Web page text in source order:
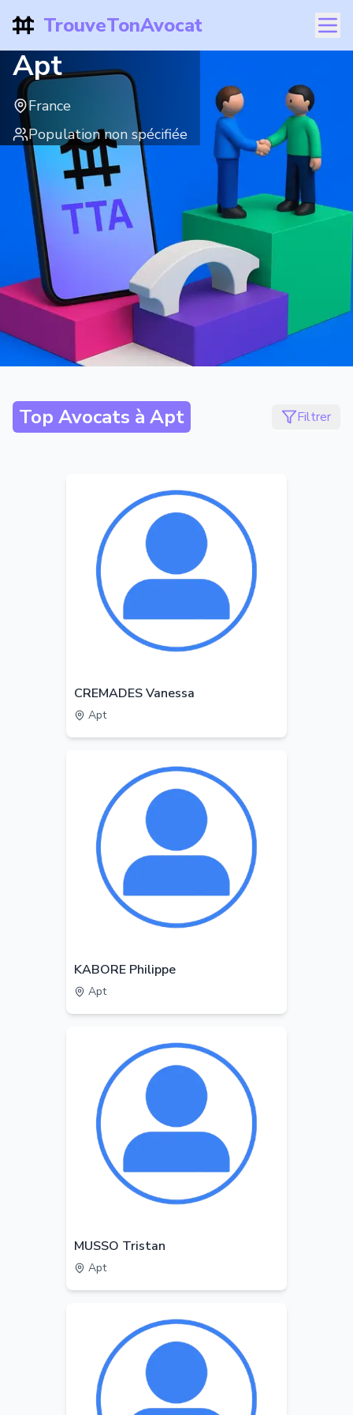
TrouveTonAvocat
Apt
France
Population non spécifiée
Top Avocats à Apt Filtrer
CREMADES Vanessa
Apt
KABORE Philippe
Apt
MUSSO Tristan
Apt